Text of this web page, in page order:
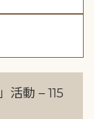
活動 – 115